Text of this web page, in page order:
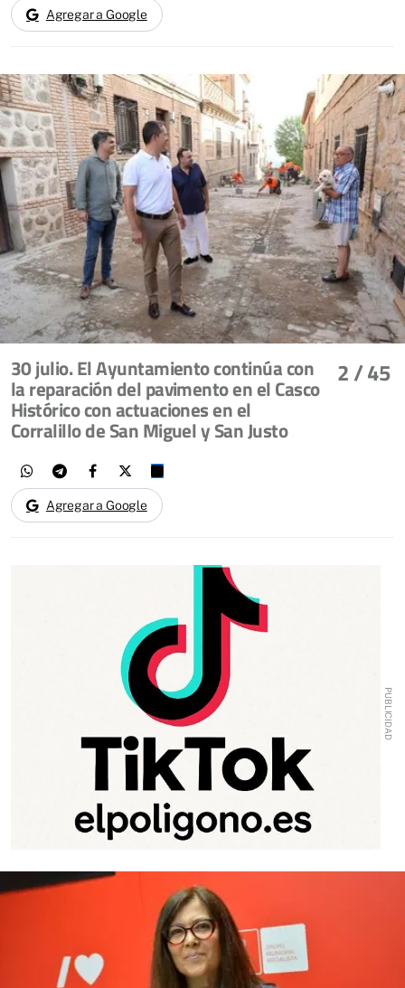
Agregar a Google
2/ 45
30 julio. El Ayuntamiento continúa con
la reparación del pavimento en el Casco
Histórico con actuaciones en el
Corralillo de San Miguel y San Justo
Agregar a Google